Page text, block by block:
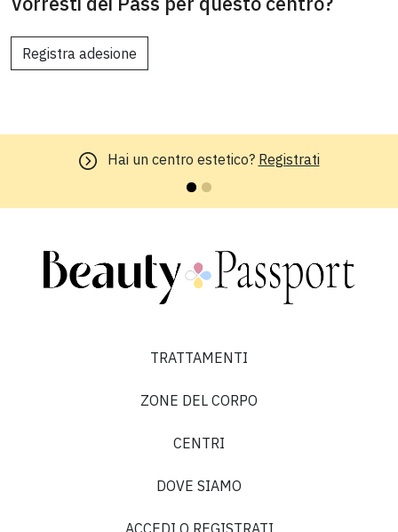
Registra adesione
Hai un centro estetico? Registrati
TRATTAMENTI
ZONE DEL CORPO
CENTRI
DOVE SIAMO
ACCEDI O REGISTRATI